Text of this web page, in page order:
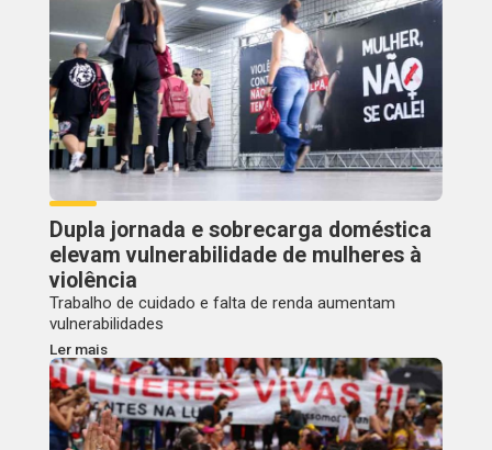
Dupla jornada e sobrecarga doméstica
elevam vulnerabilidade de mulheres à
violência
Trabalho de cuidado e falta de renda aumentam
vulnerabilidades
Ler mais